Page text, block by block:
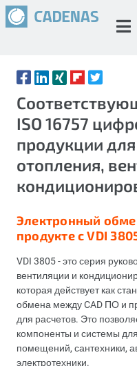
ISO 16757
продукции
отопления,
Электронный
продукте с VDI
VDI 3805 - это серия
вентиляции и
которая действует как
обмена между CAD ПО и
для расчетов. Это
компоненты и системы
помещений, сантехники,
электротехники.